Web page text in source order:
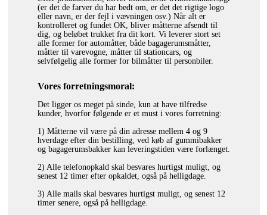
(er det de farver du har bedt om, er det det rigtige logo
eller navn, er der fejl i vævningen osv.) Når alt er
kontrolleret og fundet OK, bliver måtterne afsendt til
dig, og beløbet trukket fra dit kort. Vi leverer stort set
alle former for automåtter, både bagagerumsmåtter,
måtter til varevogne, måtter til stationcars, og
selvfølgelig alle former for bilmåtter til personbiler.
Vores forretningsmoral:
Det ligger os meget på sinde, kun at have tilfredse
kunder, hvorfor følgende er et must i vores forretning:
1) Måtterne vil være på din adresse mellem 4 og 9
hverdage efter din bestilling, ved køb af gummibakker
og bagagerumsbakker kan leveringstiden være forlænget.
2) Alle telefonopkald skal besvares hurtigst muligt, og
senest 12 timer efter opkaldet, også på helligdage.
3) Alle mails skal besvares hurtigst muligt, og senest 12
timer senere, også på helligdage.